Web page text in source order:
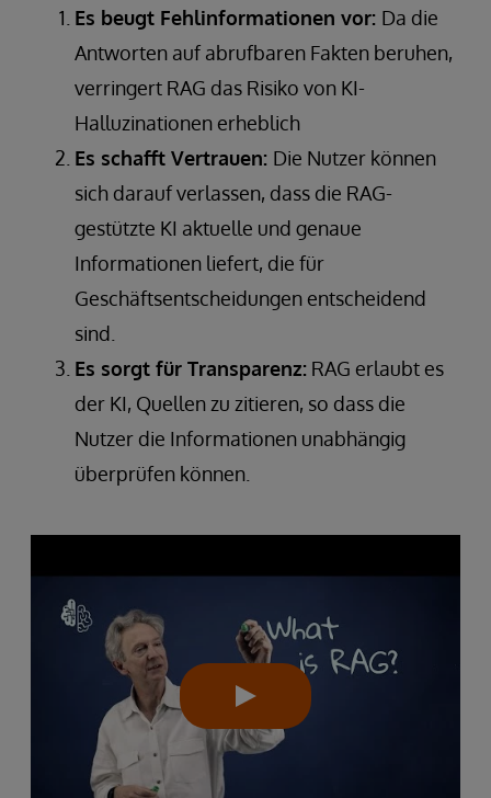
Es beugt Fehlinformationen vor: Da die
Antworten auf abrufbaren Fakten beruhen,
verringert RAG das Risiko von KI-
Halluzinationen erheblich
Es schafft Vertrauen: Die Nutzer können
sich darauf verlassen, dass die RAG-
gestützte KI aktuelle und genaue
Informationen liefert, die für
Geschäftsentscheidungen entscheidend
sind.
Es sorgt für Transparenz: RAG erlaubt es
der KI, Quellen zu zitieren, so dass die
Nutzer die Informationen unabhängig
überprüfen können.